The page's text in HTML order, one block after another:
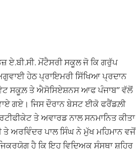
ਏ.ਬੀ.ਸੀ. ਮੋਂਟੈਸਰੀ ਸਕੂਲ ਜੋ ਕਿ ਗਰੁੱਪ
ਹੇਠ ਪ੍ਰਾਇਮਰੀ ਸਿੱਖਿਆ ਪ੍ਰਦਾਨ
ਸਕੂਲ਼ ਤੇ ਐਸੋਸਿਏਸ਼ਨਸ ਆਫ ਪੰਜਾਬ” ਵੱਲੋਂ
ਗਏ। ਜਿਸ ਦੌਰਾਨ ਬੇਸਟ ਈਕੋ ਫਰੈਂਡਲ਼ੀ
ਤੇ ਅਵਾਰਡ ਨਾਲ ਸਨਮਾਨਿਤ ਕੀਤਾ
ਅਰਵਿੰਦਰ ਪਾਲ ਸਿੰਘ ਨੇ ਮੁੱਖ ਮਹਿਮਾਨ ਵਜੋਂ
ਹੈ ਕਿ ਇਹ ਵਿਦਿਅਕ ਸੰਸਥਾ ਸ਼ਹਿਰ